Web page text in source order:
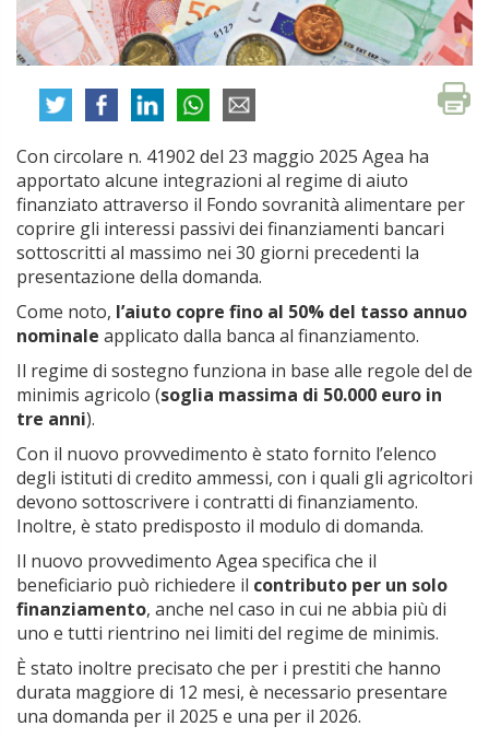
Con circolare n. 41902 del 23 maggio 2025 Agea ha
apportato alcune integrazioni al regime di aiuto
finanziato attraverso il Fondo sovranità alimentare per
coprire gli interessi passivi dei finanziamenti bancari
sottoscritti al massimo nei 30 giorni precedenti la
presentazione della domanda.
Come noto, l’aiuto copre fino al 50% del tasso annuo
nominale applicato dalla banca al finanziamento.
Il regime di sostegno funziona in base alle regole del de
minimis agricolo (soglia massima di 50.000 euro in
tre anni).
Con il nuovo provvedimento è stato fornito l’elenco
degli istituti di credito ammessi, con i quali gli agricoltori
devono sottoscrivere i contratti di finanziamento.
Inoltre, è stato predisposto il modulo di domanda.
Il nuovo provvedimento Agea specifica che il
beneficiario può richiedere il contributo per un solo
finanziamento, anche nel caso in cui ne abbia più di
uno e tutti rientrino nei limiti del regime de minimis.
È stato inoltre precisato che per i prestiti che hanno
durata maggiore di 12 mesi, è necessario presentare
una domanda per il 2025 e una per il 2026.